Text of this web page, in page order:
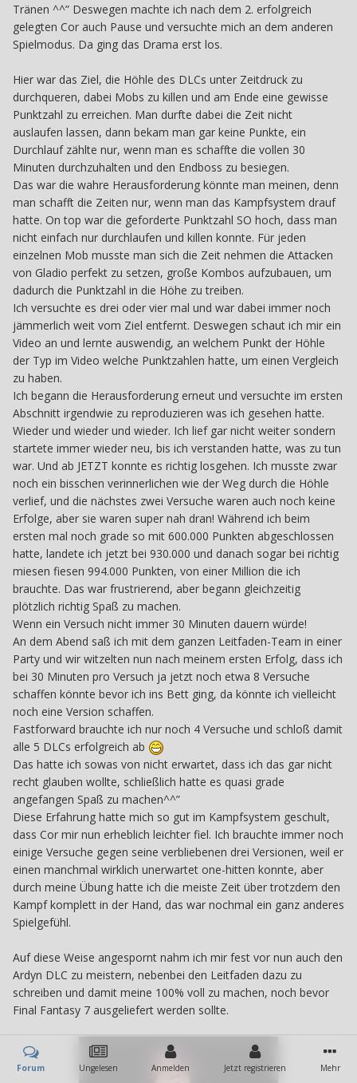
Tränen ^^” Deswegen machte ich nach dem 2. erfolgreich
gelegten Cor auch Pause und versuchte mich an dem anderen
Spielmodus. Da ging das Drama erst los.
Hier war das Ziel, die Höhle des DLCs unter Zeitdruck zu
durchqueren, dabei Mobs zu killen und am Ende eine gewisse
Punktzahl zu erreichen. Man durfte dabei die Zeit nicht
auslaufen lassen, dann bekam man gar keine Punkte, ein
Durchlauf zählte nur, wenn man es schaffte die vollen 30
Minuten durchzuhalten und den Endboss zu besiegen.
Das war die wahre Herausforderung könnte man meinen, denn
man schafft die Zeiten nur, wenn man das Kampfsystem drauf
hatte. On top war die geforderte Punktzahl SO hoch, dass man
nicht einfach nur durchlaufen und killen konnte. Für jeden
einzelnen Mob musste man sich die Zeit nehmen die Attacken
von Gladio perfekt zu setzen, große Kombos aufzubauen, um
dadurch die Punktzahl in die Höhe zu treiben.
Ich versuchte es drei oder vier mal und war dabei immer noch
jämmerlich weit vom Ziel entfernt. Deswegen schaut ich mir ein
Video an und lernte auswendig, an welchem Punkt der Höhle
der Typ im Video welche Punktzahlen hatte, um einen Vergleich
zu haben.
Ich begann die Herausforderung erneut und versuchte im ersten
Abschnitt irgendwie zu reproduzieren was ich gesehen hatte.
Wieder und wieder und wieder. Ich lief gar nicht weiter sondern
startete immer wieder neu, bis ich verstanden hatte, was zu tun
war. Und ab JETZT konnte es richtig losgehen. Ich musste zwar
noch ein bisschen verinnerlichen wie der Weg durch die Höhle
verlief, und die nächstes zwei Versuche waren auch noch keine
Erfolge, aber sie waren super nah dran! Während ich beim
ersten mal noch grade so mit 600.000 Punkten abgeschlossen
hatte, landete ich jetzt bei 930.000 und danach sogar bei richtig
miesen fiesen 994.000 Punkten, von einer Million die ich
brauchte. Das war frustrierend, aber begann gleichzeitig
plötzlich richtig Spaß zu machen.
Wenn ein Versuch nicht immer 30 Minuten dauern würde!
An dem Abend saß ich mit dem ganzen Leitfaden-Team in einer
Party und wir witzelten nun nach meinem ersten Erfolg, dass ich
bei 30 Minuten pro Versuch ja jetzt noch etwa 8 Versuche
schaffen könnte bevor ich ins Bett ging, da könnte ich vielleicht
noch eine Version schaffen.
Fastforward brauchte ich nur noch 4 Versuche und schloß damit
alle 5 DLCs erfolgreich ab
Das hatte ich sowas von nicht erwartet, dass ich das gar nicht
recht glauben wollte, schließlich hatte es quasi grade
angefangen Spaß zu machen^^”
Diese Erfahrung hatte mich so gut im Kampfsystem geschult,
dass Cor mir nun erheblich leichter fiel. Ich brauchte immer noch
einige Versuche gegen seine verbliebenen drei Versionen, weil er
einen manchmal wirklich unerwartet one-hitten konnte, aber
durch meine Übung hatte ich die meiste Zeit über trotzdem den
Kampf komplett in der Hand, das war nochmal ein ganz anderes
Spielgefühl.
Auf diese Weise angespornt nahm ich mir fest vor nun auch den
Ardyn DLC zu meistern, nebenbei den Leitfaden dazu zu
schreiben und damit meine 100% voll zu machen, noch bevor
Final Fantasy 7 ausgeliefert werden sollte.
Forum Ungelesen Anmelden Jetzt registrieren Mehr